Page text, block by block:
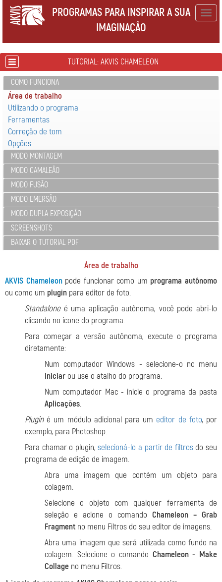
PROGRAMAS PARA INSPIRAR A SUA
IMAGINAÇÃO
TUTORIAL: AKVIS CHAMELEON
COMO FUNCIONA
Área de trabalho
Utilizando o programa
Ferramentas
Correção de tom
Opções
MODO MONTAGEM
MODO CAMALEÃO
MODO FUSÃO
MODO EMERSÃO
MODO DUPLA EXPOSIÇÃO
SCREENSHOTS
BAIXAR O TUTORIAL PDF
Área de trabalho
AKVIS Chameleonpode funcionar como um programa autônomo
ou como um plugin para editor de foto.
Standaloneé uma aplicação autônoma, você pode abri-lo
clicando no ícone do programa.
Para começar a versão autônoma, execute o programa
diretamente:
Num computador Windows - selecione-o no menu
Iniciar ou use o atalho do programa.
Num computador Mac - inicie o programa da pasta
Aplicações.
Pluginé um módulo adicional para um editor de foto, por
exemplo, para Photoshop.
Para chamar o plugin,selecioná-lo a partir de filtrosdo seu
programa de edição de imagem.
Abra uma imagem que contém um objeto para
colagem.
Selecione o objeto com qualquer ferramenta de
seleção e acione o comando Chameleon – Grab
Fragment no menu Filtros do seu editor de imagens.
Abra uma imagem que será utilizada como fundo na
colagem. Selecione o comando Chameleon - Make
Collage no menu Filtros.